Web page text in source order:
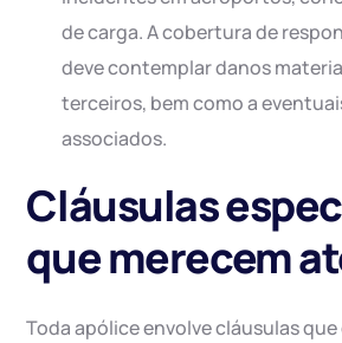
de carga. A cobertura de
deve contemplar danos
terceiros, bem como a
associados.
Cláusulas
que merecem
Toda apólice envolve cláusulas